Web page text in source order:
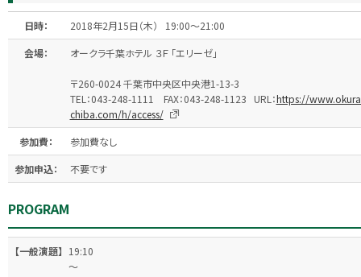
日時：
2018年2月15日（木） 19:00～21:00
会場：
オークラ千葉ホテル ３Ｆ 「エリーゼ」
〒260-0024 千葉市中央区中央港1-13-3
TEL：043-248-1111 FAX：043-248-1123 URL：https://
chiba.com/h/access/
参加費：
参加費なし
参加申込：
不要です
PROGRAM
【一般演題】 19:10
～